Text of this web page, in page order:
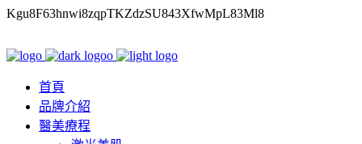
Kgu8F63hnwi8zqpTKZdzSU843XfwMpL83Ml8
首頁
品牌介紹
醫美療程